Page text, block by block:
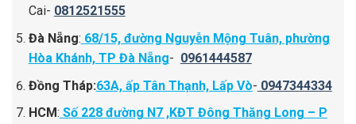
Cai- 0812521555
Đà Nẵng: 68/15, đường Nguyễn Mộng Tuân, phường
Hòa Khánh, TP Đà Nẵng- 0961444587
Đồng Tháp:63A, ấp Tân Thạnh, Lấp Vò- 0947344334
HCM: Số 228 đường N7 ,KĐT Đông Thăng Long – P